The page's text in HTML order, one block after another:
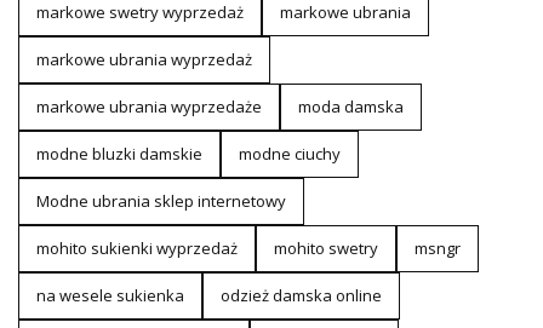
markowe swetry wyprzedaż markowe ubrania
markowe ubrania wyprzedaż
markowe ubrania wyprzedaże moda damska
modne bluzki damskie modne ciuchy
Modne ubrania sklep internetowy
mohito sukienki wyprzedaż mohito swetry msngr
na wesele sukienka odzież damska online